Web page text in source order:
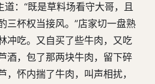
道：“既是草料场看守大哥，且
三杯权当接风。”店家切一盘熟
冲吃。又自买了些牛肉，又吃
酒，包了那两块牛肉，留下碎
，怀内揣了牛肉，叫声相扰，